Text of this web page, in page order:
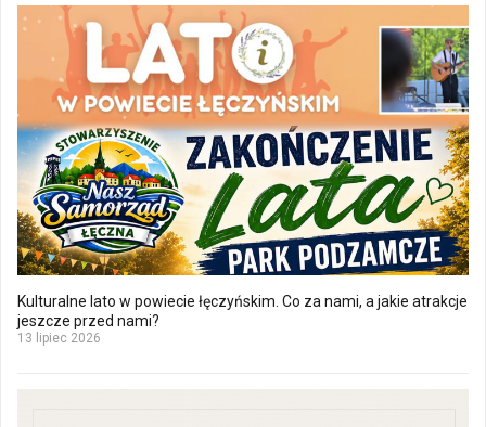
Kulturalne lato w powiecie łęczyńskim. Co za nami, a jakie atrakcje
jeszcze przed nami?
13 lipiec 2026